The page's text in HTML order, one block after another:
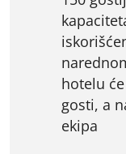
hotelu
gosti, a
ekipa